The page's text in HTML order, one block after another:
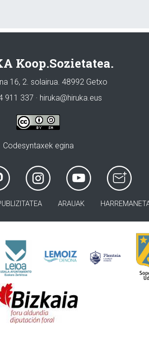
Koop.Sozietatea.
16, 2. solairua. 48992 Getxo
911 337 · hiruka@hiruka.eus
Codesyntaxek egina
ARAUAK